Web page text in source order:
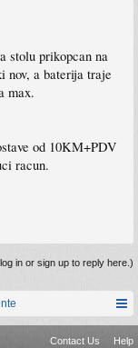
stolu prikopcan na
nov, a baterija traje
max.
od 10KM+PDV
racun.
in or sign up to reply here.)
Contact Us Help